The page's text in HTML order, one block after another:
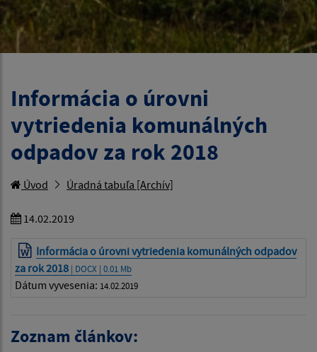
Informácia o úrovni
vytriedenia komunálných
odpadov za rok 2018
Úvod Úradná tabuľa [Archív]
14.02.2019
Informácia o úrovni vytriedenia komunálných odpadov
za rok 2018 | DOCX | 0.01 Mb
Dátum vyvesenia: 14.02.2019
Zoznam článkov: